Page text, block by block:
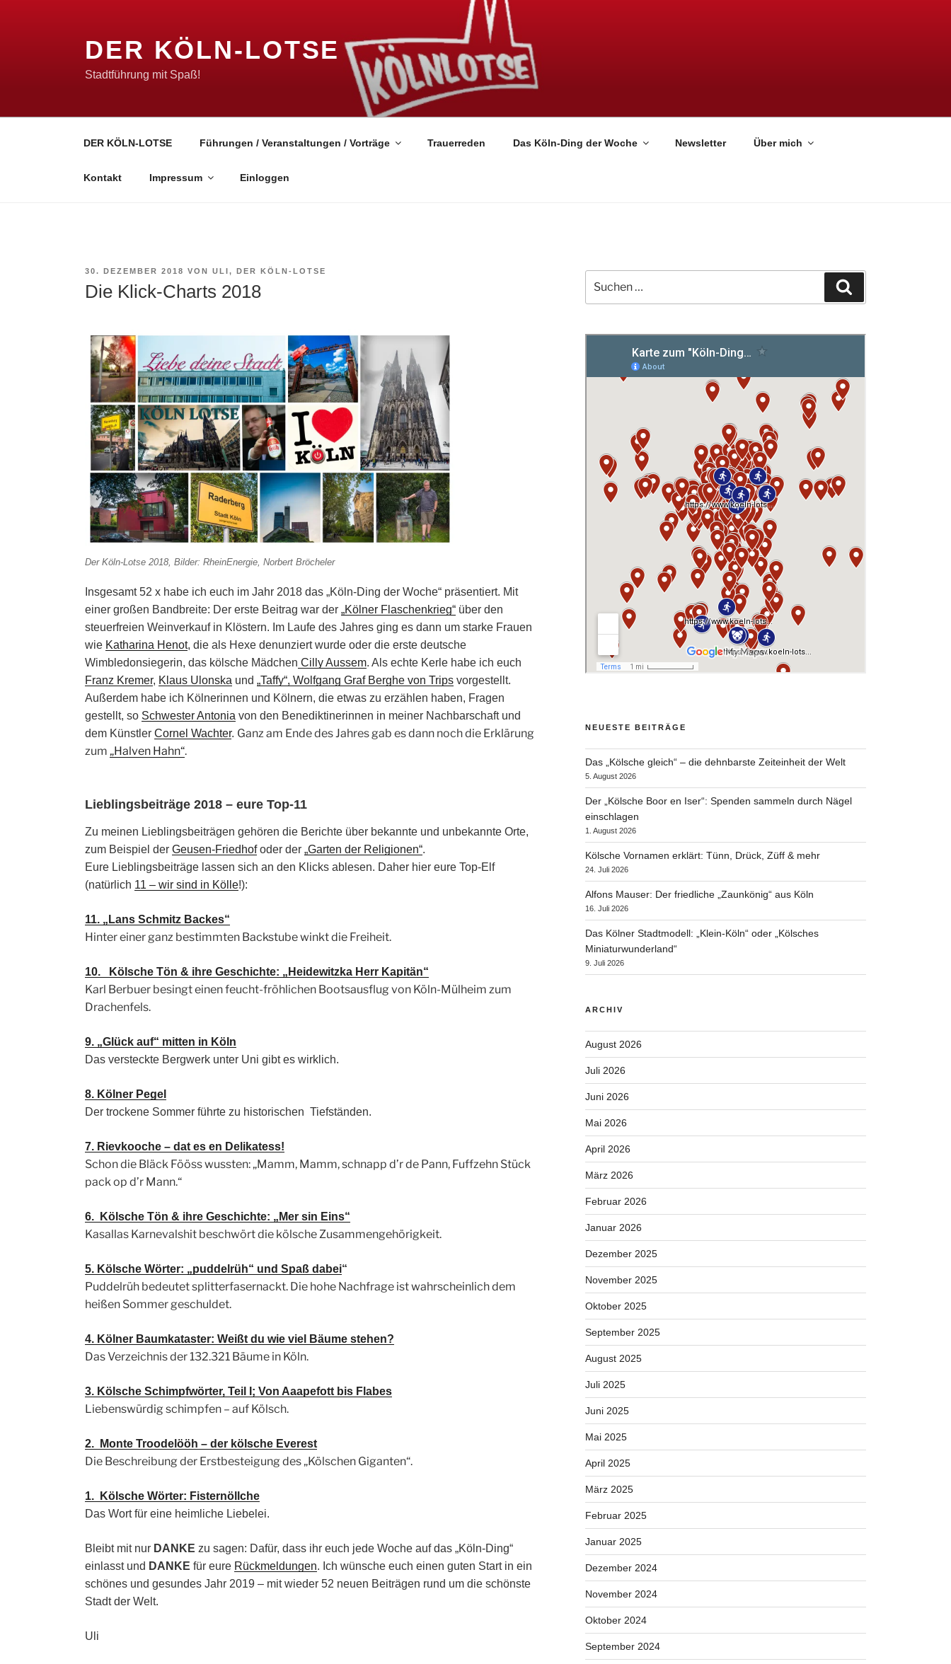
DER KÖLN-LOTSE
Stadtführung mit Spaß!
DER KÖLN-LOTSE Führungen / Veranstaltungen / Vorträge Trauerreden Das Köln-Ding der Woche Newsletter Über mich
Kontakt Impressum Einloggen
VERÖFFENTLICHT
30. DEZEMBER 2018 VON ULI, DER KÖLN-LOTSE
Die Klick-Charts 2018
Der Köln-Lotse 2018, Bilder: RheinEnergie, Norbert Bröcheler
Insgesamt 52 x habe ich euch im Jahr 2018 das „Köln-Ding der Woche“ präsentiert. Mit
einer großen Bandbreite: Der erste Beitrag war der „Kölner Flaschenkrieg“ über den
steuerfreien Weinverkauf in Klöstern. Im Laufe des Jahres ging es dann um starke Frauen
wie Katharina Henot, die als Hexe denunziert wurde oder die erste deutsche
Wimbledonsiegerin, das kölsche Mädchen Cilly Aussem. Als echte Kerle habe ich euch
Franz Kremer, Klaus Ulonska und „Taffy“, Wolfgang Graf Berghe von Trips vorgestellt.
Außerdem habe ich Kölnerinnen und Kölnern, die etwas zu erzählen haben, Fragen
gestellt, so Schwester Antonia von den Benediktinerinnen in meiner Nachbarschaft und
dem Künstler Cornel Wachter. Ganz am Ende des Jahres gab es dann noch die Erklärung
zum „Halven Hahn“.
Lieblingsbeiträge 2018 – eure Top-11
Zu meinen Lieblingsbeiträgen gehören die Berichte über bekannte und unbekannte Orte,
zum Beispiel der Geusen-Friedhofoder der „Garten der Religionen“.
Eure Lieblingsbeiträge lassen sich an den Klicks ablesen. Daher hier eure Top-Elf
(natürlich 11 – wir sind in Kölle!):
11. „Lans Schmitz Backes“
Hinter einer ganz bestimmten Backstube winkt die Freiheit.
10. Kölsche Tön & ihre Geschichte: „Heidewitzka Herr Kapitän“
Karl Berbuer besingt einen feucht-fröhlichen Bootsausflug von Köln-Mülheim zum
Drachenfels.
9. „Glück auf“ mitten in Köln
Das versteckte Bergwerk unter Uni gibt es wirklich.
8. Kölner Pegel
Der trockene Sommer führte zu historischen Tiefständen.
7. Rievkooche – dat es en Delikatess!
Schon die Bläck Fööss wussten: „Mamm, Mamm, schnapp d’r de Pann, Fuffzehn Stück
pack op d’r Mann.“
6. Kölsche Tön & ihre Geschichte: „Mer sin Eins“
Kasallas Karnevalshit beschwört die kölsche Zusammengehörigkeit.
5. Kölsche Wörter: „puddelrüh“ und Spaß dabei“
Puddelrüh bedeutet splitterfasernackt. Die hohe Nachfrage ist wahrscheinlich dem
heißen Sommer geschuldet.
4. Kölner Baumkataster: Weißt du wie viel Bäume stehen?
Das Verzeichnis der 132.321 Bäume in Köln.
3. Kölsche Schimpfwörter, Teil I; Von Aaapefott bis Flabes
Liebenswürdig schimpfen – auf Kölsch.
2. Monte Troodelööh – der kölsche Everest
Die Beschreibung der Erstbesteigung des „Kölschen Giganten“.
1. Kölsche Wörter: Fisternöllche
Das Wort für eine heimliche Liebelei.
Bleibt mit nur DANKE zu sagen: Dafür, dass ihr euch jede Woche auf das „Köln-Ding“
einlasst und DANKE für eure Rückmeldungen. Ich wünsche euch einen guten Start in ein
schönes und gesundes Jahr 2019 – mit wieder 52 neuen Beiträgen rund um die schönste
Stadt der Welt.
Uli
nach:
NEUESTE BEITRÄGE
Das „Kölsche gleich“ – die dehnbarste Zeiteinheit der Welt
5. August 2026
Der „Kölsche Boor en Iser“: Spenden sammeln durch Nägel
einschlagen
1. August 2026
Kölsche Vornamen erklärt: Tünn, Drück, Züff & mehr
24. Juli 2026
Alfons Mauser: Der friedliche „Zaunkönig“ aus Köln
16. Juli 2026
Das Kölner Stadtmodell: „Klein-Köln“ oder „Kölsches
Miniaturwunderland“
9. Juli 2026
ARCHIV
August 2026
Juli 2026
Juni 2026
Mai 2026
April 2026
März 2026
Februar 2026
Januar 2026
Dezember 2025
November 2025
Oktober 2025
September 2025
August 2025
Juli 2025
Juni 2025
Mai 2025
April 2025
März 2025
Februar 2025
Januar 2025
Dezember 2024
November 2024
Oktober 2024
September 2024